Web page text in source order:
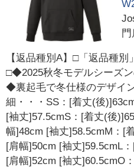
【返品種別A】□「返品種
□◆2025秋冬モデルシーズン
◆裏起毛で冬仕様のデザ
細・・・SS：[着丈(後
[袖丈]57.5cmS：[着丈(後
幅]48cm [袖丈]58.5cmM：[
[肩幅]50cm [袖丈]59.5cmL
[肩幅]52cm [袖丈]60.5cmO